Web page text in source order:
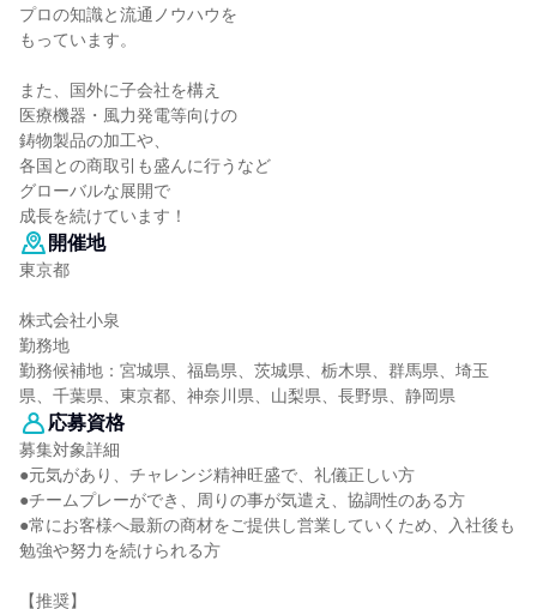
プロの知識と流通ノウハウを
もっています。
また、国外に子会社を構え
医療機器・風力発電等向けの
鋳物製品の加工や、
各国との商取引も盛んに行うなど
グローバルな展開で
成長を続けています！
開催地
東京都
株式会社小泉
勤務地
勤務候補地：宮城県、福島県、茨城県、栃木県、群馬県、埼玉
県、千葉県、東京都、神奈川県、山梨県、長野県、静岡県
応募資格
募集対象詳細
●元気があり、チャレンジ精神旺盛で、礼儀正しい方
●チームプレーができ、周りの事が気遣え、協調性のある方
●常にお客様へ最新の商材をご提供し営業していくため、入社後も
勉強や努力を続けられる方
【推奨】